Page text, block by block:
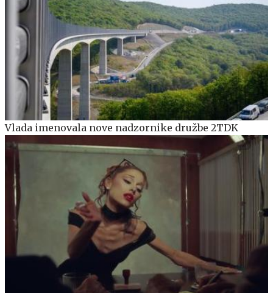
Vlada imenovala nove nadzornike družbe 2TDK